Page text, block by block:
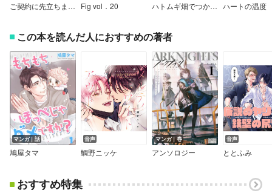
ご契約に先立ちまして【単話版】 Fig vol．20 ハトムギ畑でつかまえて【Renta！限定特典付き】 ハートの温度
この本を読んだ人におすすめの著者
マンガ｜話
鳩屋タマ
音声
鯛野ニッケ
マンガ｜巻
アンソロジー
音声
ととふみ
おすすめ特集